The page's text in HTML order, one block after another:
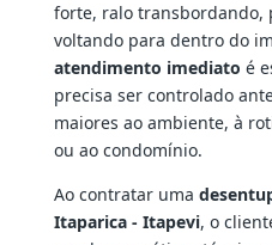
forte, ralo transbordando,
voltando para dentro do
atendimento imediato é
precisa ser controlado
maiores ao ambiente, à
ou ao condomínio.
Ao contratar uma
Itaparica - Itapevi, o